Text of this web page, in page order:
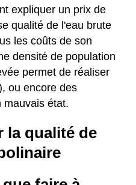
expliquer un prix de
qualité de l'eau brute
les coûts de son
densité de population
permet de réaliser
ou encore des
mauvais état.
la qualité de